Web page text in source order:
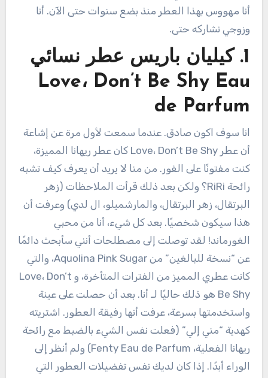
أنا مهووس بهذا العطر منذ بضع سنوات حتى الآن. أنا
وزوجي نشاركه حتى.
1. كيليان باريس عطر نسائي
Love، Don’t Be Shy Eau
de Parfum
انا سوف اكون صادق. عندما سمعت لأول مرة عن إشاعة
أن عطر Love، Don’t Be Shy كان عطر ريهانا المميزة،
كنت مفتونًا على الفور. من منا لا يريد أن يعرف كيف تشبه
رائحة RiRi؟ ولكن بعد ذلك قرأت الملاحظات (زهر
البرتقال، زهر البرتقال، والمارشميلو، ال لدي) وعرفت أن
هذا سيكون شخصيًا. بعد كل شيء، أنا من محبي
الغورماند! لقد توصلت إلى مصطلحات أنني سأبحث دائمًا
عن “نسخة للبالغين” من Aquolina Pink Sugar، والتي
كانت عطري المميز من الفترات المتأخرة، و Love، Don’t
Be Shy هو ذلك حاليًا لـ أنا. بعد أن حصلت على عينة
واستخدمتها بسرعة، عرفت أنها رفيقة العطور. اشتريته
كهدية “مني إلي” (فعلت نفس الشيء بالضبط مع رائحة
ريهانا الفعلية، Fenty Eau de Parfum) ولم أنظر إلى
الوراء أبدًا. إذا كان لديك نفس تفضيلات العطور التي